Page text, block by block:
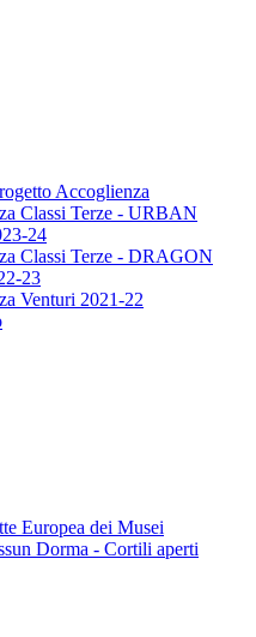
Accoglienza
Classi Terze - URBAN
24
Classi Terze - DRAGON
23
Venturi 2021-22
Europea dei Musei
Dorma - Cortili aperti